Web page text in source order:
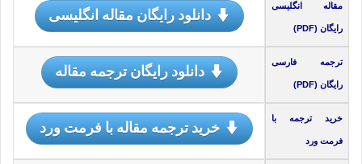
مقاله انگلیسی
رایگان (PDF)
دانلود رایگان مقاله انگلیسی
ترجمه فارسی
رایگان (PDF)
دانلود رایگان ترجمه مقاله
خرید ترجمه با
فرمت ورد
خرید ترجمه مقاله با فرمت ورد